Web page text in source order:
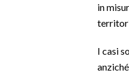
in
I casi